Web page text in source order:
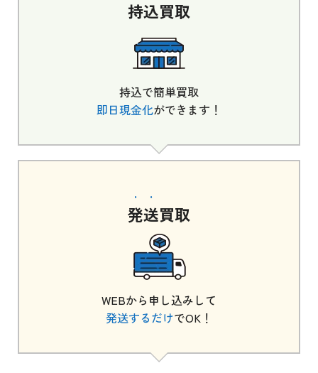
持込買取
持込で簡単買取
即日現金化ができます！
発送買取
WEBから申し込みして
発送するだけでOK！